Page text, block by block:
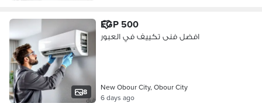
8
EGP 500
افضل فنى تكييف في العبور
New Obour City, Obour City
6 days ago